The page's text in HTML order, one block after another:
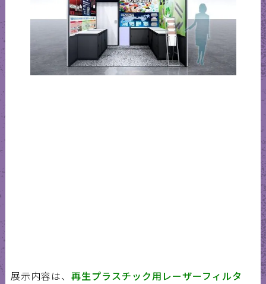
展示内容は、 再生プラスチック用レーザーフィルタ